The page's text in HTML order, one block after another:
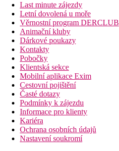
Last minute zájezdy
Letní dovolená u moře
Věrnostní program DERCLUB
Animační kluby
Dárkové poukazy
Kontakty
Pobočky
Klientská sekce
Mobilní aplikace Exim
Cestovní pojištění
Časté dotazy
Podmínky k zájezdu
Informace pro klienty
Kariéra
Ochrana osobních údajů
Nastavení soukromí